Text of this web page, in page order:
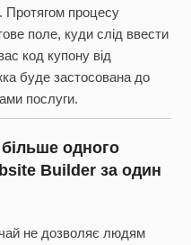
Протягом процесу
поле, куди слід ввести
код купону від
буде застосована до
послуги.
одного
Builder за один
не дозволяє людям